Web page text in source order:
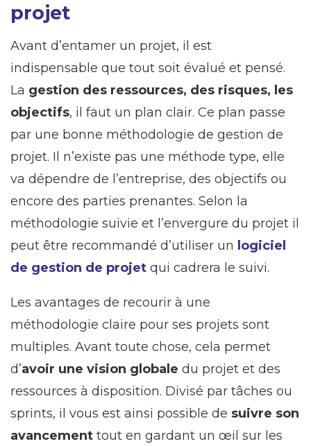
projet
Avant d’entamer un projet, il est
indispensable que tout soit évalué et pensé.
La gestion des ressources, des risques, les
objectifs, il faut un plan clair. Ce plan passe
par une bonne méthodologie de gestion de
projet. Il n’existe pas une méthode type, elle
va dépendre de l’entreprise, des objectifs ou
encore des parties prenantes. Selon la
méthodologie suivie et l’envergure du projet il
peut être recommandé d’utiliser un logiciel
de gestion de projet qui cadrera le suivi.
Les avantages de recourir à une
méthodologie claire pour ses projets sont
multiples. Avant toute chose, cela permet
d’avoir une vision globale du projet et des
ressources à disposition. Divisé par tâches ou
sprints, il vous est ainsi possible de suivre son
avancement tout en gardant un œil sur les